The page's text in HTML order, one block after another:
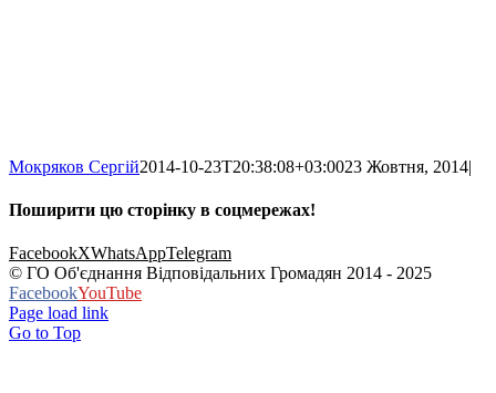
Мокряков Сергій2014-10-23T20:38:08+03:0023 Жовтня, 2014|
Поширити цю сторінку в соцмережах!
FacebookXWhatsAppTelegram
© ГО Об'єднання Відповідальних Громадян 2014 - 2025
FacebookYouTube
Page load link
Go to Top